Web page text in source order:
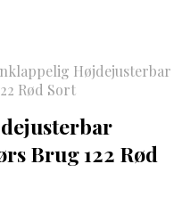
Højdejusterbar
Rød Sort
Brug 122 Rød